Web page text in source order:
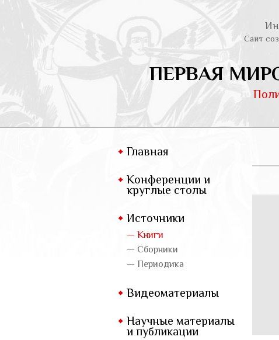
Сайт
ПЕРВАЯ
Главная
Конференции и
круглые столы
Источники
— Книги
— Сборники
— Периодика
Видеоматериалы
Научные материалы
и публикации